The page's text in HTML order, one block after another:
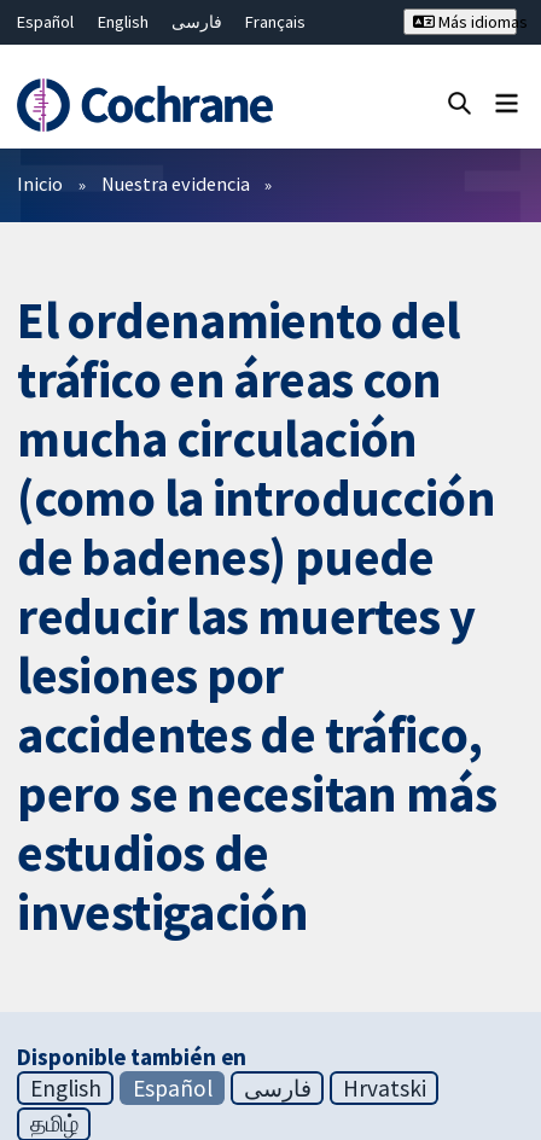
Español English فارسی
Français
Bahasa Malaysia
ไทย 繁體中文
Más idiomas
Filtros
Inicio Nuestra evidencia
El ordenamiento del
tráfico en áreas con
mucha circulación
(como la introducción
de badenes) puede
reducir las muertes y
lesiones por
accidentes de tráfico,
pero se necesitan más
estudios de
investigación
Disponible también en
English
Español فارسی
Hrvatski
தமிழ்